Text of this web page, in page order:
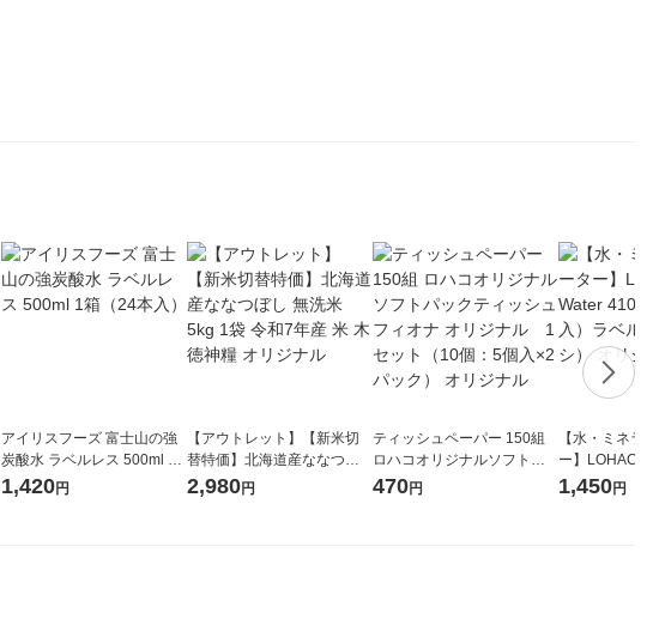
アイリスフーズ 富士山の強
炭酸水 ラベルレス 500ml 1
箱（24本入）
1,420円
【アウトレット】【新米切
替特価】北海道産ななつぼ
し 無洗米 5kg 1袋 令和7年産
2,980円
ティッシュペーパー 150組
ロハコオリジナルソフトパ
ックティッシュ フィオナ オ
470円
【水・ミネラ
ー】LOHACO
1箱（20本入
1,450円